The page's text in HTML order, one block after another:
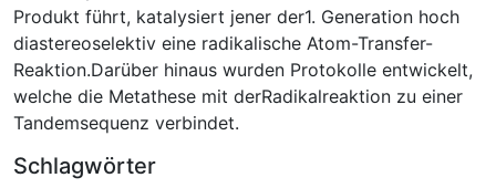
Produkt führt, katalysiert jener der1. Generation hoch
diastereoselektiv eine radikalische Atom-Transfer-
Reaktion.Darüber hinaus wurden Protokolle entwickelt,
welche die Metathese mit derRadikalreaktion zu einer
Tandemsequenz verbindet.
Schlagwörter